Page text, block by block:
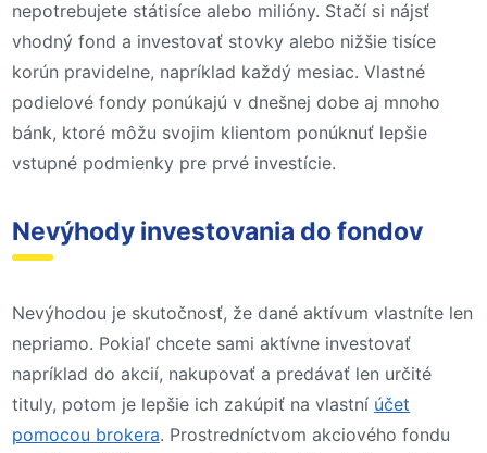
nepotrebujete státisíce alebo milióny. Stačí si nájsť
vhodný fond a investovať stovky alebo nižšie tisíce
korún pravidelne, napríklad každý mesiac. Vlastné
podielové fondy ponúkajú v dnešnej dobe aj mnoho
bánk, ktoré môžu svojim klientom ponúknuť lepšie
vstupné podmienky pre prvé investície.
Nevýhody investovania do fondov
Nevýhodou je skutočnosť, že dané aktívum vlastníte len
nepriamo. Pokiaľ chcete sami aktívne investovať
napríklad do akcií, nakupovať a predávať len určité
tituly, potom je lepšie ich zakúpiť na vlastní účet
pomocou brokera. Prostredníctvom akciového fondu